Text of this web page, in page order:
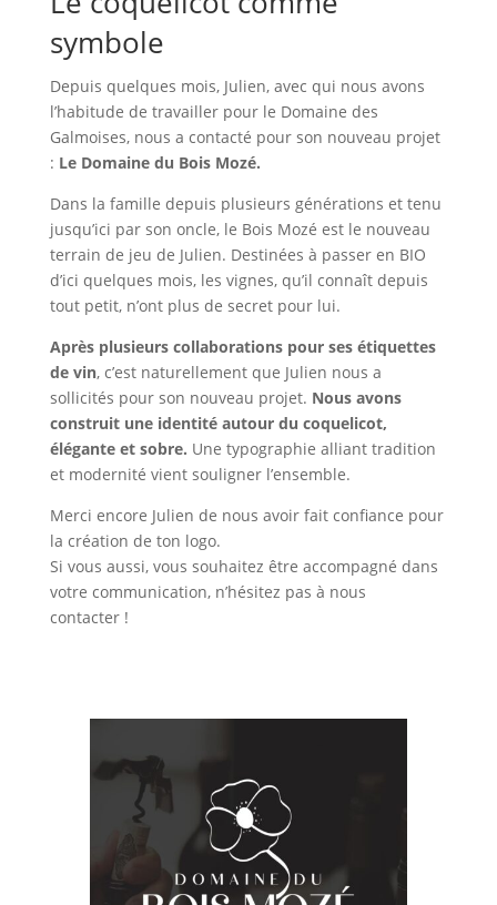
symbole
Depuis quelques mois, Julien, avec qui nous avons
l’habitude de travailler pour le Domaine des
Galmoises, nous a contacté pour son nouveau projet
: Le Domaine du Bois Mozé.
Dans la famille depuis plusieurs générations et tenu
jusqu’ici par son oncle, le Bois Mozé est le nouveau
terrain de jeu de Julien. Destinées à passer en BIO
d’ici quelques mois, les vignes, qu’il connaît depuis
tout petit, n’ont plus de secret pour lui.
Après plusieurs collaborations pour ses étiquettes
de vin, c’est naturellement que Julien nous a
sollicités pour son nouveau projet. Nous avons
construit une identité autour du coquelicot,
élégante et sobre. Une typographie alliant tradition
et modernité vient souligner l’ensemble.
Merci encore Julien de nous avoir fait confiance pour
la création de ton logo.
Si vous aussi, vous souhaitez être accompagné dans
votre communication, n’hésitez pas à nous
contacter !